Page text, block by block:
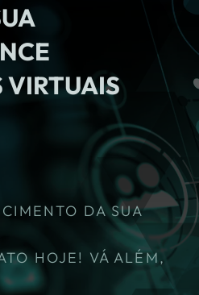
VIRTUAIS
DA SUA
HOJE! VÁ ALÉM,